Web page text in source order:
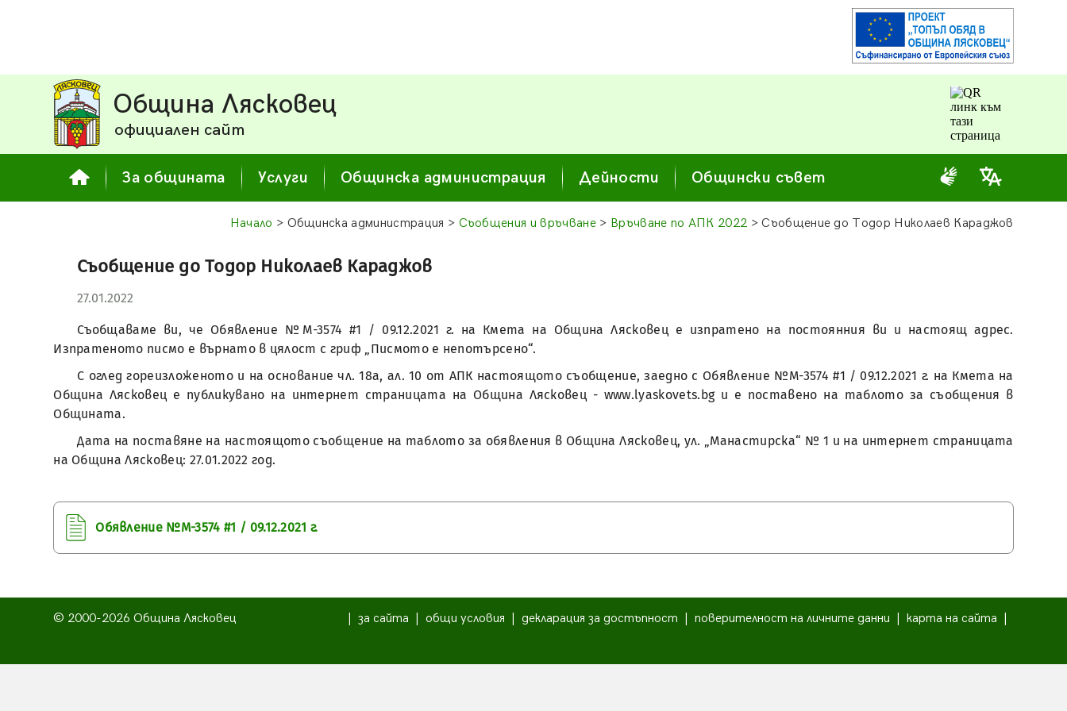
Община Лясковец
официален сайт
За общината Услуги Общинска администрация Дейности Общински съвет
Начало > Общинска администрация > Съобщения и връчване> Връчване по AПК 2022 > Съобщение до Тодор Николаев Караджов
Съобщение до Тодор Николаев Караджов
27.01.2022
Съобщаваме ви, че Обявление №М-3574 #1 / 09.12.2021 г. на Кмета на Община Лясковец е изпратено на постоянния ви и настоящ адрес.
Изпратеното писмо е върнато в цялост с гриф „Писмото е непотърсено“.
С оглед гореизложеното и на основание чл. 18а, ал. 10 от АПК настоящото съобщение, заедно с Обявление №М-3574 #1 / 09.12.2021 г. на Кмета на
Община Лясковец е публикувано на интернет страницата на Община Лясковец - www.lyaskovets.bg и е поставено на таблото за съобщения в
Общината.
Дата на поставяне на настоящото съобщение на таблото за обявления в Община Лясковец, ул. „Манастирска“ № 1 и на интернет страницата
на Община Лясковец: 27.01.2022 год.
Обявление №М-3574 #1 / 09.12.2021 г.
© 2000-2026 Община Лясковец за сайта общи условия декларация за достъпност поверителност на личните данни карта на сайта